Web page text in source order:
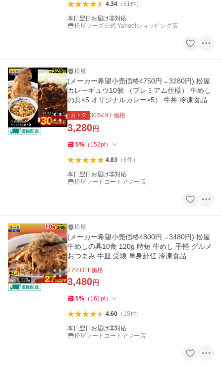
4.34（61件）
本日翌日お届け非対応
松屋フーズ公式 Yahoo!ショッピング店
松屋
(メーカー希望小売価格4750円→3280円) 松屋
カレーギュウ10個 （プレミアム仕様） 牛めし
の具×5 オリジナルカレー×5） 牛丼 冷凍食品
牛丼 牛丼の具 非常食
おトク 30%OFF価格
3,280円
5% （ 152pt）
4.83（6件）
本日翌日お届け非対応
松屋フードコートヤフー店
松屋
(メーカー希望小売価格4800円→3480円) 松屋
牛めしの具10食 120g 時短 牛めし 手軽 グルメ
おつまみ 牛皿 受験 単身赴任 冷凍食品
27%OFF価格
3,480円
5% （ 161pt）
4.60（ 15件）
本日翌日お届け非対応
松屋フードコートヤフー店